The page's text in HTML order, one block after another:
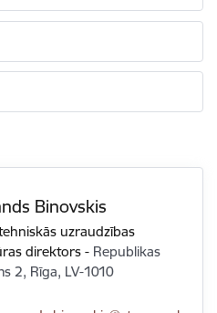
Binovskis
uzraudzības
direktors - Republikas
2, Rīga, LV-1010